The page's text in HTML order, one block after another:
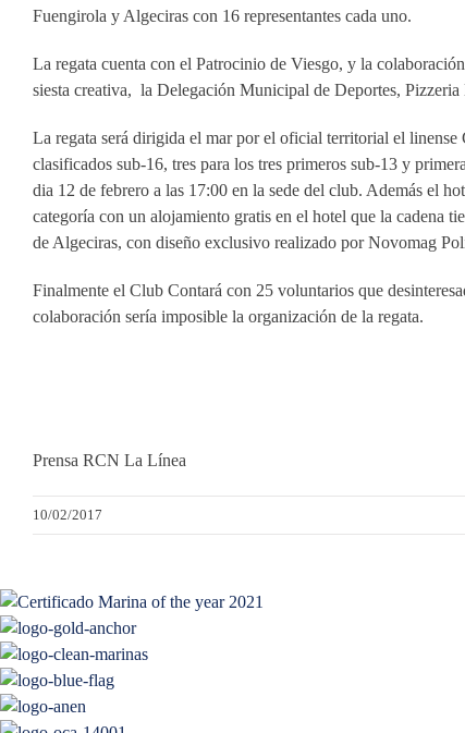
Fuengirola y Algeciras con 16 representantes cada uno.
La regata cuenta con el Patrocinio de Viesgo, y la
siesta creativa, la Delegación Municipal de Deportes,
La regata será dirigida el mar por el oficial territorial el
clasificados sub-16, tres para los tres primeros sub-13 y
dia 12 de febrero a las 17:00 en la sede del club. Además el
categoría con un alojamiento gratis en el hotel que la cadena
de Algeciras, con diseño exclusivo realizado por Novomag
Finalmente el Club Contará con 25 voluntarios que
colaboración sería imposible la organización de la regata.
Prensa RCN La Línea
10/02/2017